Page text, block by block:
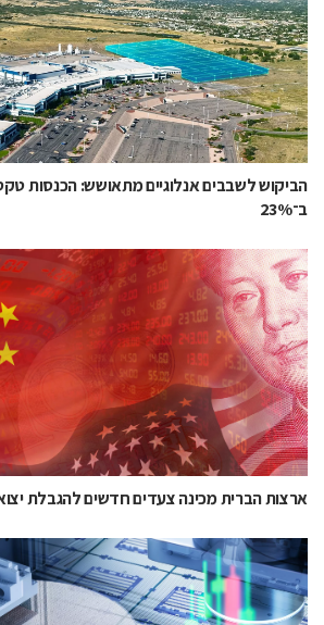
הביקוש לשבבים אנלוגיים מתאושש: הכנסות
ב־23%
ארצות הברית מכינה צעדים חדשים להגבלת